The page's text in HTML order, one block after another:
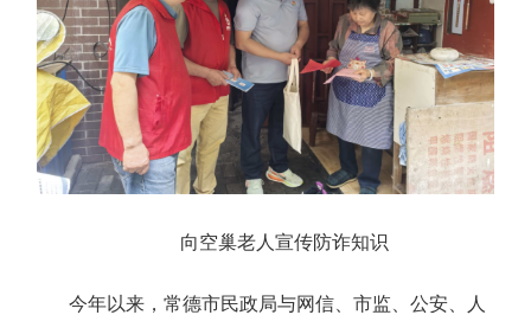
向空巢老人宣传防诈知识
今年以来，常德市民政局与网信、市监、公安、人